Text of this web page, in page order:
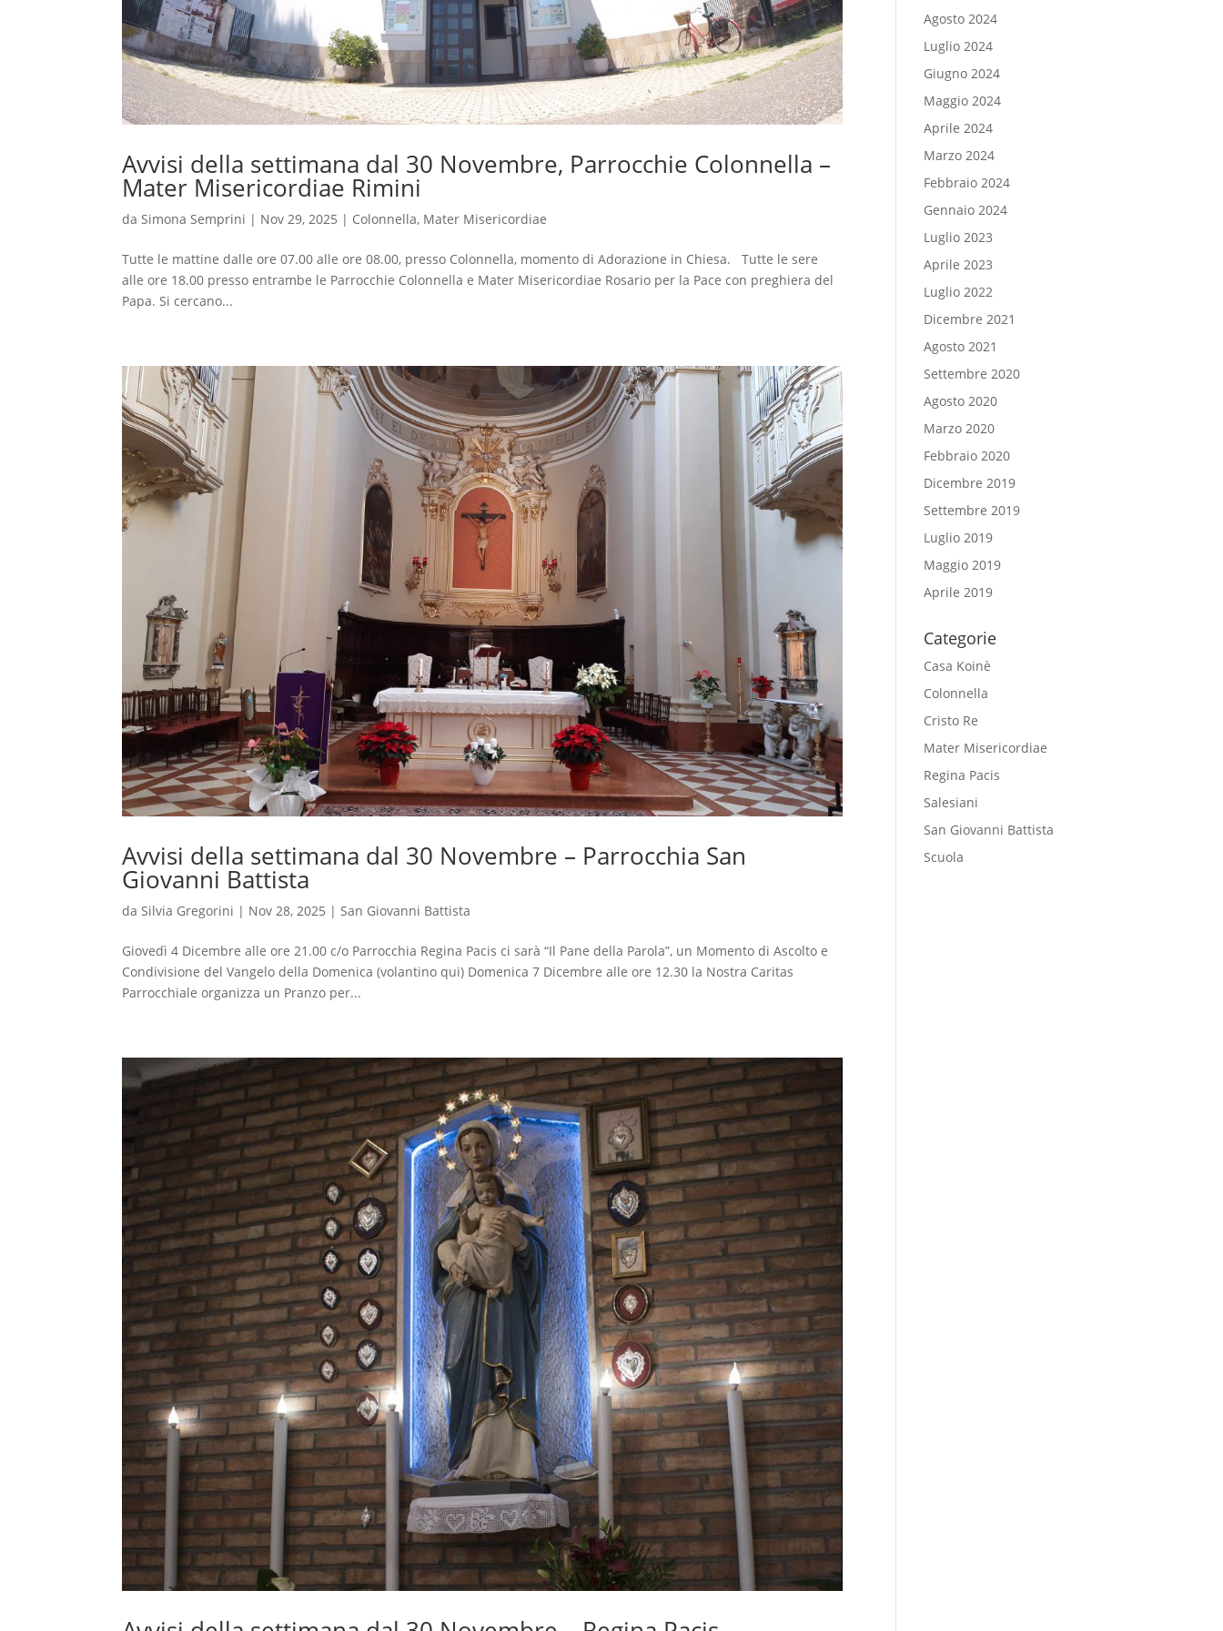
Avvisi della settimana dal 30 Novembre, Parrocchie Colonnella –
Mater Misericordiae Rimini
da Simona Semprini | Nov 29, 2025 | Colonnella, Mater Misericordiae
Tutte le mattine dalle ore 07.00 alle ore 08.00, presso Colonnella, momento di Adorazione in Chiesa. Tutte le sere
alle ore 18.00 presso entrambe le Parrocchie Colonnella e Mater Misericordiae Rosario per la Pace con preghiera del
Papa. Si cercano...
Avvisi della settimana dal 30 Novembre – Parrocchia San
Giovanni Battista
da Silvia Gregorini | Nov 28, 2025 | San Giovanni Battista
Giovedì 4 Dicembre alle ore 21.00 c/o Parrocchia Regina Pacis ci sarà “Il Pane della Parola”, un Momento di Ascolto e
Condivisione del Vangelo della Domenica (volantino qui) Domenica 7 Dicembre alle ore 12.30 la Nostra Caritas
Parrocchiale organizza un Pranzo per...
Agosto 2024
Luglio 2024
Giugno 2024
Maggio 2024
Aprile 2024
Marzo 2024
Febbraio 2024
Gennaio 2024
Luglio 2023
Aprile 2023
Luglio 2022
Dicembre 2021
Agosto 2021
Settembre 2020
Agosto 2020
Marzo 2020
Febbraio 2020
Dicembre 2019
Settembre 2019
Luglio 2019
Maggio 2019
Aprile 2019
Categorie
Casa Koinè
Colonnella
Cristo Re
Mater Misericordiae
Regina Pacis
Salesiani
San Giovanni Battista
Scuola